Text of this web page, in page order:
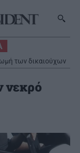
των δικαιούχων
Εστίας
νεκρό